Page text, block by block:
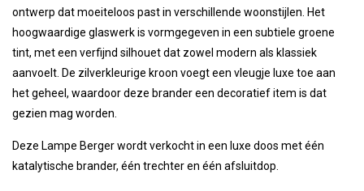
ontwerp dat moeiteloos past in verschillende woonstijlen. Het
hoogwaardige glaswerk is vormgegeven in een subtiele groene
tint, met een verfijnd silhouet dat zowel modern als klassiek
aanvoelt. De zilverkleurige kroon voegt een vleugje luxe toe aan
het geheel, waardoor deze brander een decoratief item is dat
gezien mag worden.
Deze Lampe Berger wordt verkocht in een luxe doos met één
katalytische brander, één trechter en één afsluitdop.